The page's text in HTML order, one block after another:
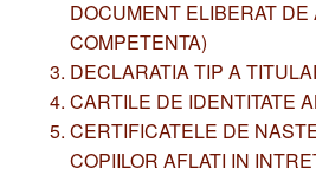
DOCUMENT ELIBERAT DE
COMPETENTA)
DECLARATIA TIP A
CARTILE DE IDENTITATE
CERTIFICATELE DE
COPIILOR AFLATI IN